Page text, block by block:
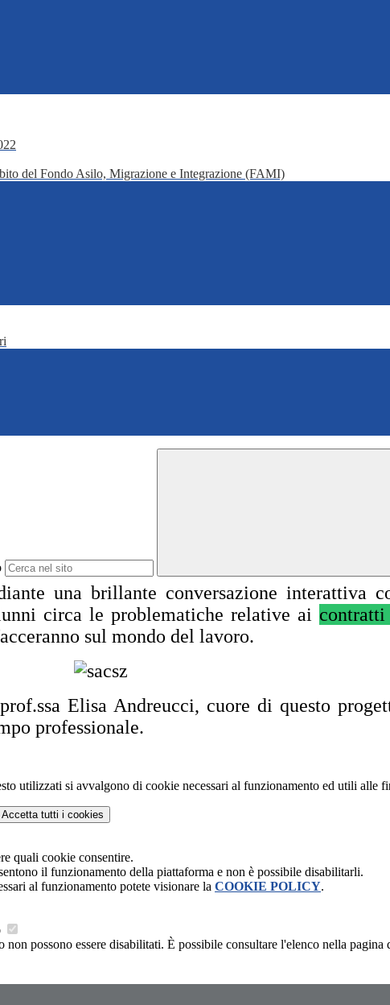
del Fondo Asilo, Migrazione e Integrazione (FAMI)
una brillante conversazione interattiva
circa le problematiche relative ai
sul mondo del lavoro.
Elisa Andreucci, cuore di questo
professionale.
utilizzati si avvalgono di cookie necessari al funzionamento ed utili alle
Accetta tutti i cookies
quali cookie consentire.
il funzionamento della piattaforma e non è possibile disabilitarli.
al funzionamento potete visionare la COOKIE POLICY.
possono essere disabilitati. È possibile consultare l'elenco nella pagina